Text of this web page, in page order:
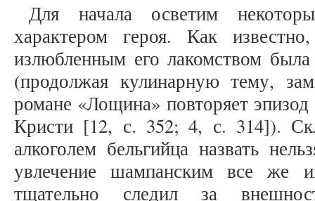
Для начала осветим
характером героя. Как
излюбленным его лакомством
(продолжая кулинарную тему,
романе «Лощина» повторяет
Кристи [12, с. 352; 4, с. 314]).
алкоголем бельгийца назвать
увлечение шампанским все же
тщательно следил за